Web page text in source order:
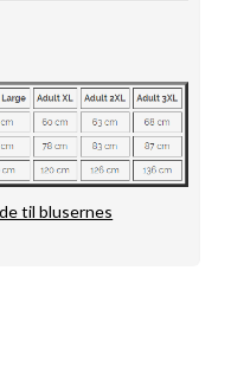
til blusernes